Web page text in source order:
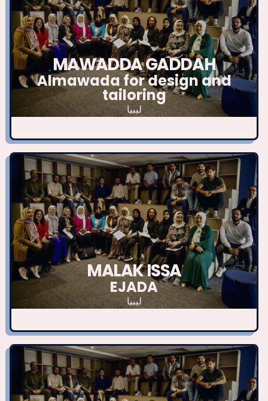
MAWADDA GADDAH
Almawada for design and
tailoring
ليبيا
MALAK ISSA
EJADA
ليبيا